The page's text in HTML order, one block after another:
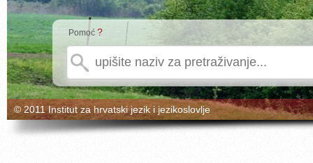
Pomoć ?
© 2011 Institut za hrvatski jezik i jezikoslovlje